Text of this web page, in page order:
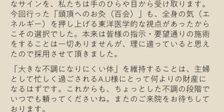
なサインを、私たちは手のひらや目から受け取ります。
今回行った「頭頂へのお灸（百会）」も、全身の気（エ
ネルギー）を押し上げる東洋医学的な視点があったから
こその選択でした。本来は皆様の指示・要望通りの施術
をすることは一切ありませんが、理に適っていると思え
たので採用させて頂きました。
「大きな不調になりにくい体」を維持することは、主婦
として忙しく過ごされるA.U様にとって何よりの財産に
なるはずです。これからも、ちょっとした不調の段階で
いつでも頼ってくださいね。またのご来院をお待ちして